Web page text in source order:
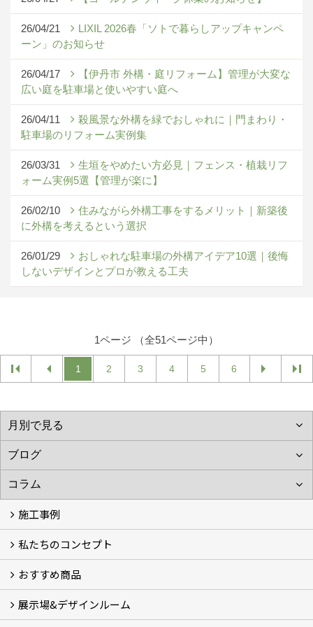
26/04/21
LIXIL 2026春「ソトで暮らしアップキャンペ
ーン」のお知らせ
26/04/17
【伊丹市 外構・庭リフォーム】管理が大変な
広い庭を駐車場と使いやすい庭へ
26/04/11
殺風景な外構を緑でおしゃれに｜門まわり・
駐車場のリフォーム実例集
26/03/31
生垣をやめたい方必見｜フェンス・植栽リフ
ォーム実例5選【管理が楽に】
26/02/10
住みながら外構工事をするメリット｜新築後
に外構を考えるという選択
26/01/29
おしゃれな駐車場の外構アイデア10選｜後悔
しないデザインとプロが教える工夫
1ページ （全51ページ中）
1 2 3 4 5 6
施工事例
施工事例
お客様の声 (46)
私たちのコンセプト
コンセプト
完成までの流れ
お庭のメンテナンスについて
おすすめ商品
オリジナル帆布のサイクルポート
NEW スマートサイクルポート
おしゃれな物置 (8)
門扉 (6)
ウッドフェンス (16)
アイアンの商品 (6)
ガーデニング雑貨 (3)
ガーデン書&ガーデンアート
こだわりのオリジナル商品 一覧
おすすめの植物 (29)
箱庭ガーデン
ポット苗
展示場&デザインルーム